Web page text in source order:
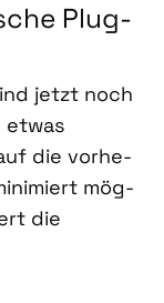
Plug­
jetzt noch
etwas
die vor­he­
mög­
die